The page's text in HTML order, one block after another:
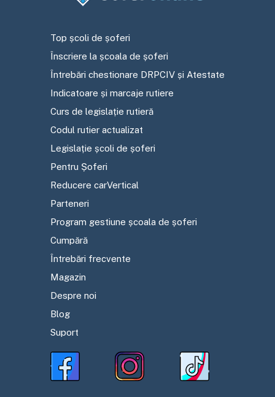
Top școli de șoferi
Înscriere la școala de șoferi
Întrebări chestionare DRPCIV și Atestate
Indicatoare și marcaje rutiere
Curs de legislație rutieră
Codul rutier actualizat
Legislație școli de șoferi
Pentru Șoferi
Reducere carVertical
Parteneri
Program gestiune școala de șoferi
Cumpără
Întrebări frecvente
Magazin
Despre noi
Blog
Suport